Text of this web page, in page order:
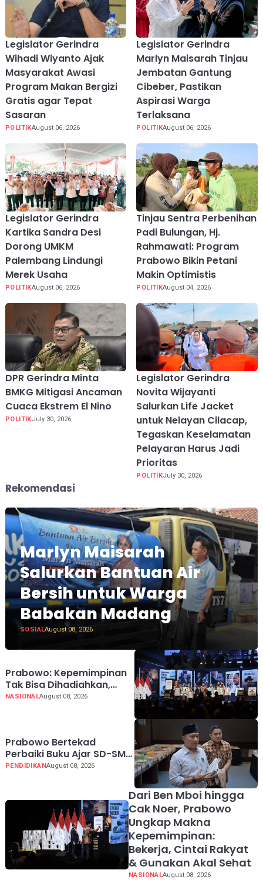
Legislator Gerindra
Wihadi Wiyanto Ajak
Masyarakat Awasi
Program Makan Bergizi
Gratis agar Tepat
Sasaran
POLITIKAugust 06, 2026
Legislator Gerindra
Marlyn Maisarah Tinjau
Jembatan Gantung
Cibeber, Pastikan
Aspirasi Warga
Terlaksana
POLITIKAugust 06, 2026
Legislator Gerindra
Kartika Sandra Desi
Dorong UMKM
Palembang Lindungi
Merek Usaha
POLITIKAugust 06, 2026
Tinjau Sentra Perbenihan
Padi Bulungan, Hj.
Rahmawati: Program
Prabowo Bikin Petani
Makin Optimistis
POLITIKAugust 04, 2026
DPR Gerindra Minta
BMKG Mitigasi Ancaman
Cuaca Ekstrem El Nino
POLITIKJuly 30, 2026
Legislator Gerindra
Novita Wijayanti
Salurkan Life Jacket
untuk Nelayan Cilacap,
Tegaskan Keselamatan
Pelayaran Harus Jadi
Prioritas
POLITIKJuly 30, 2026
Rekomendasi
Marlyn Maisarah
Salurkan Bantuan Air
Bersih untuk Warga
Babakan Madang
SOSIALAugust 08, 2026
Prabowo: Kepemimpinan
Tak Bisa Dihadiahkan,
Lahir Lewat Kesulitan dan
NASIONALAugust 08, 2026
Prabowo Bertekad
Perbaiki Buku Ajar SD-SMA,
Jadikan Negara Lain
PENDIDIKANAugust 08, 2026
Dari Ben Mboi hingga
Cak Noer, Prabowo
Ungkap Makna
Kepemimpinan:
Bekerja, Cintai Rakyat
& Gunakan Akal Sehat
NASIONALAugust 08, 2026